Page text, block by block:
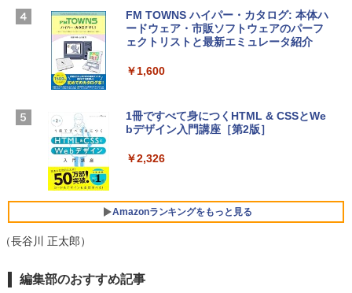
ームカメラ、日本語キーボード、Touch I
D - ミッドナイト
ン 15-fd 15.6インチ 16GBメモリ 512GB
SSD インテル Core 5
￥129,800
ersonal/Copilotキー搭載/Win 11/15.6型/
Core i5/16GB/SSD 512GB/ホワイト) FM
Robloxギフトカード - 1000 Robux 【限
定バーチャルアイテムを含む】 【オンラ
インゲームコード】 ロブロックス |オン
Microsoft Office Home 2024(最新 永続
0/mac対応|PC2台
FM TOWNS ハイパー・カタログ: 本体ハ
ードウェア・市販ソフトウェアのパーフ
ェクトリストと最新エミュレータ紹介
￥1,600
1冊ですべて身につくHTML & CSSとWe
bデザイン入門講座［第2版］
￥2,326
Amazonランキングをもっと見る
Amazon Kindle Paperwhite (16GB) 7イ
（長谷川 正太郎）
編集部のおすすめ記事